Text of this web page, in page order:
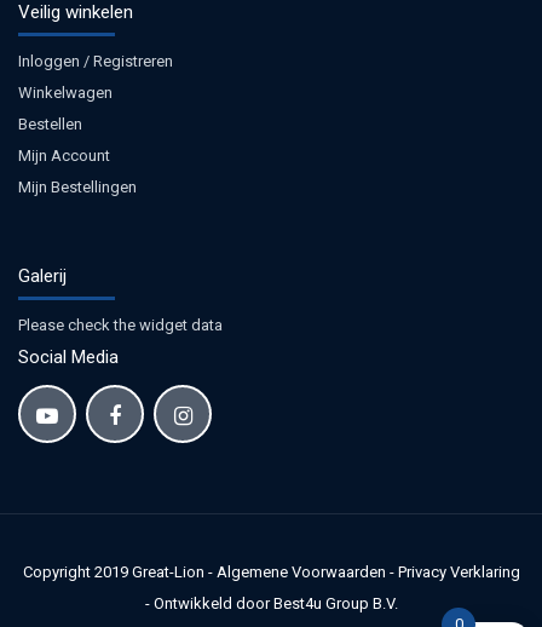
Veilig winkelen
Inloggen / Registreren
Winkelwagen
Bestellen
Mijn Account
Mijn Bestellingen
Galerij
Please check the widget data
Social Media
Copyright 2019 Great-Lion - Algemene Voorwaarden - Privacy Verklaring
- Ontwikkeld door Best4u Group B.V.